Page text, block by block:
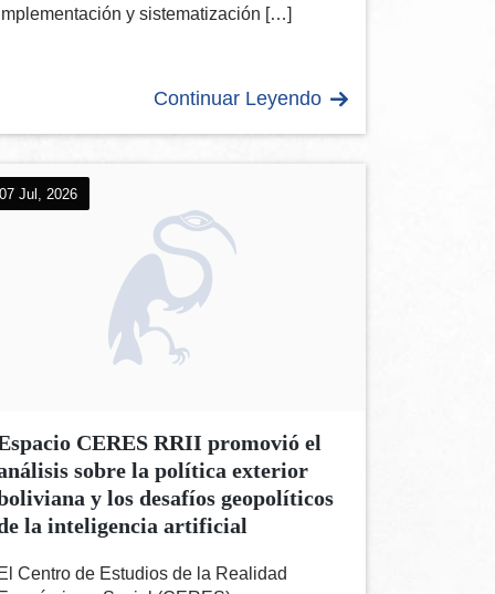
y sistematización […]
Continuar Leyendo
07 Jul, 2026
CERES RRII promovió el
sobre la política exterior
y los desafíos geopolíticos
la inteligencia artificial
Centro de Estudios de la Realidad